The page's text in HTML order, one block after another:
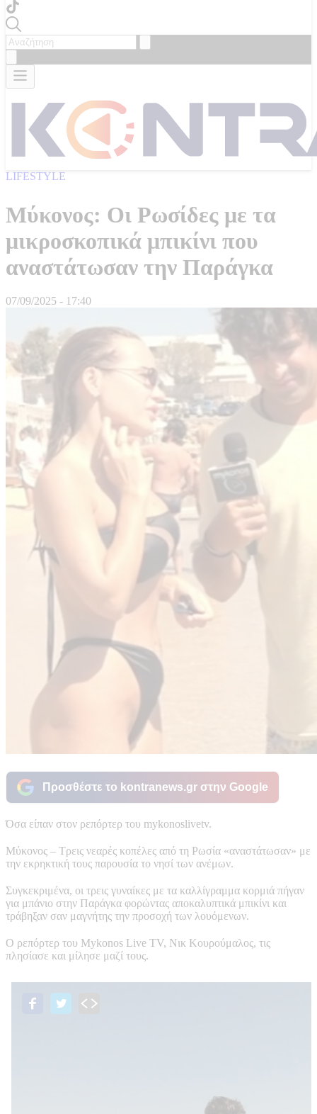
LIFESTYLE
Μύκονος: Οι Ρωσίδες με τα
μικροσκοπικά μπικίνι που
αναστάτωσαν την Παράγκα
07/09/2025 - 17:40
Προσθέστε το kontranews.gr στην Google
Όσα είπαν στον ρεπόρτερ του mykonoslivetv.
Μύκονος – Τρεις νεαρές κοπέλες από τη Ρωσία «αναστάτωσαν» με
την εκρηκτική τους παρουσία το νησί των ανέμων.
Συγκεκριμένα, οι τρεις γυναίκες με τα καλλίγραμμα κορμιά πήγαν
για μπάνιο στην Παράγκα φορώντας αποκαλυπτικά μπικίνι και
τράβηξαν σαν μαγνήτης την προσοχή των λουόμενων.
Ο ρεπόρτερ του Mykonos Live TV, Νικ Κουρούμαλος, τις
πλησίασε και μίλησε μαζί τους.